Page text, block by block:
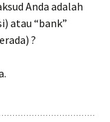
Anda adalah
atau “bank”
?